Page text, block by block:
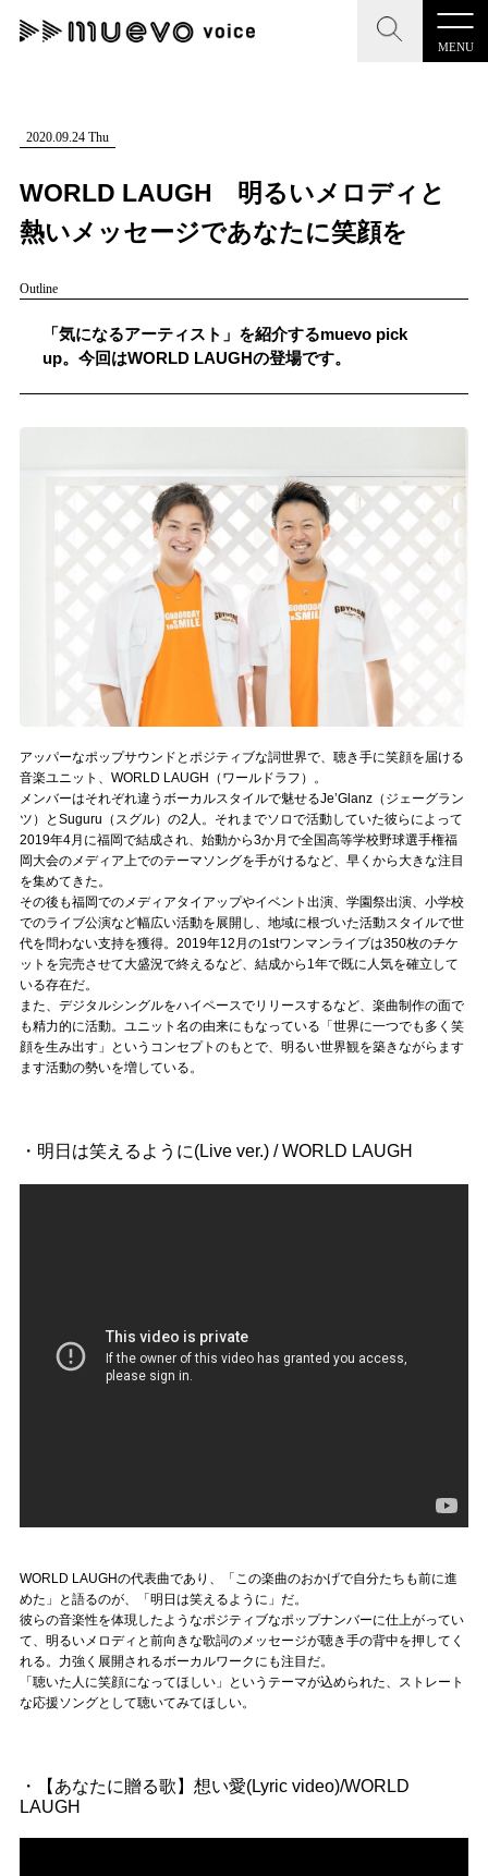
MENU
CLOSE
記事を検索する
人気ワード
#男性SSW #ポップス #女性SSW
#ヒップホップ #男性シンガーグループ #R&B/ソウル
CLOSE
"読者の声を形にする”音楽特化メディア
MENU
記事一覧
会社概要
お問い合わせ
記事リクエスト
muevoクラウドファンディング
muevoコミュニティ
ぶいクラ！by muevo
ぶいコミュ！by muevo
ぶいマガ！ by muevo
Follow us
Official SNS
2020.09.24 Thu
WORLD LAUGH 明るいメロディと
熱いメッセージであなたに笑顔を
Outline
「気になるアーティスト」を紹介するmuevo pick
up。今回はWORLD LAUGHの登場です。
アッパーなポップサウンドとポジティブな詞世界で、聴き手に笑顔を届ける
音楽ユニット、WORLD LAUGH（ワールドラフ）。
メンバーはそれぞれ違うボーカルスタイルで魅せるJe’Glanz（ジェーグラン
ツ）とSuguru（スグル）の2人。それまでソロで活動していた彼らによって
2019年4月に福岡で結成され、始動から3か月で全国高等学校野球選手権福
岡大会のメディア上でのテーマソングを手がけるなど、早くから大きな注目
を集めてきた。
その後も福岡でのメディアタイアップやイベント出演、学園祭出演、小学校
でのライブ公演など幅広い活動を展開し、地域に根づいた活動スタイルで世
代を問わない支持を獲得。2019年12月の1stワンマンライブは350枚のチケ
ットを完売させて大盛況で終えるなど、結成から1年で既に人気を確立して
いる存在だ。
また、デジタルシングルをハイペースでリリースするなど、楽曲制作の面で
も精力的に活動。ユニット名の由来にもなっている「世界に一つでも多く笑
顔を生み出す」というコンセプトのもとで、明るい世界観を築きながらます
ます活動の勢いを増している。
・明日は笑えるように(Live ver.) / WORLD LAUGH
WORLD LAUGHの代表曲であり、「この楽曲のおかげで自分たちも前に進
めた」と語るのが、「明日は笑えるように」だ。
彼らの音楽性を体現したようなポジティブなポップナンバーに仕上がってい
て、明るいメロディと前向きな歌詞のメッセージが聴き手の背中を押してく
れる。力強く展開されるボーカルワークにも注目だ。
「聴いた人に笑顔になってほしい」というテーマが込められた、ストレート
な応援ソングとして聴いてみてほしい。
・【あなたに贈る歌】想い愛(Lyric video)/WORLD
LAUGH